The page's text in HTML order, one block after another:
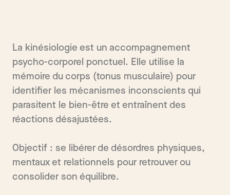
La kinésiologie est un accompagnement
psycho-corporel ponctuel. Elle utilise la
mémoire du corps (tonus musculaire) pour
identifier les mécanismes inconscients qui
parasitent le bien-être et entraînent des
réactions désajustées.
Objectif : se libérer de désordres physiques,
mentaux et relationnels pour retrouver ou
consolider son équilibre.